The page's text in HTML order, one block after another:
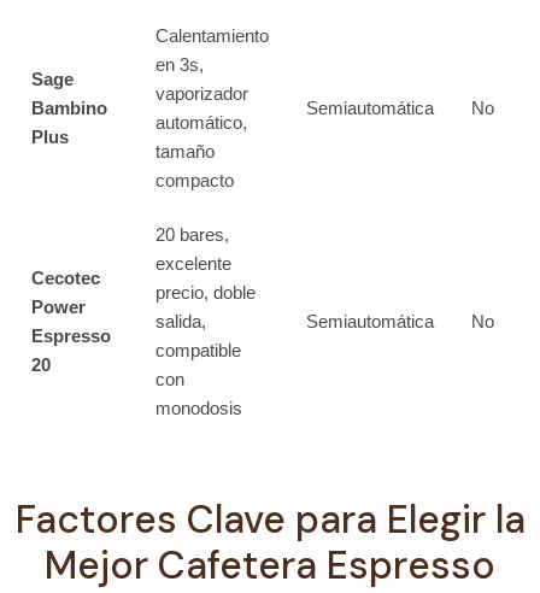
Sage
Bambino
Plus
Calentamiento
en 3s,
vaporizador
automático,
tamaño
compacto
Semiautomática No
Cecotec
Power
Espresso
20
20 bares,
excelente
precio, doble
salida,
compatible
con
monodosis
Semiautomática No
Factores Clave para Elegir la
Mejor Cafetera Espresso